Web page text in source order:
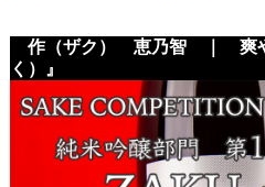
作（ザク） 恵乃智 ｜ 爽や
く）』